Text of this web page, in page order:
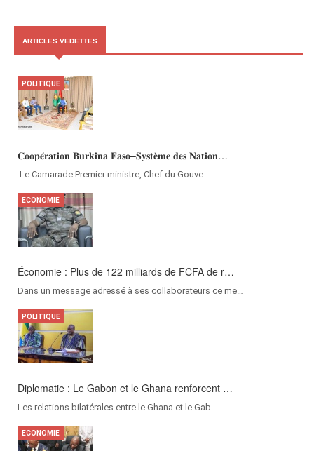
ARTICLES VEDETTES
𝐂𝐨𝐨𝐩𝐞́𝐫𝐚𝐭𝐢𝐨𝐧 𝐁𝐮𝐫𝐤𝐢𝐧𝐚 𝐅𝐚𝐬𝐨–𝐒𝐲𝐬𝐭𝐞̀𝐦𝐞 𝐝𝐞𝐬 𝐍𝐚𝐭𝐢𝐨𝐧…
‎Le Camarade Premier ministre, Chef du Gouve…
POLITIQUE
Économie : Plus de 122 milliards de FCFA de r…
Dans un message adressé à ses collaborateurs ce me…
ECONOMIE
Diplomatie : Le Gabon et le Ghana renforcent …
Les relations bilatérales entre le Ghana et le Gab…
POLITIQUE
ECONOMIE